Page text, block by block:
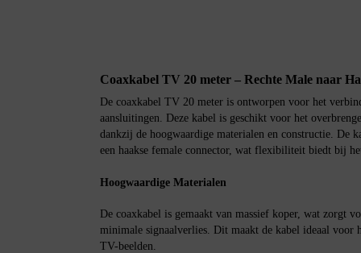
Coaxkabel TV 20 meter – Rechte Male naar
De coaxkabel TV 20 meter is ontworpen voor het
aansluitingen. Deze kabel is geschikt voor het
dankzij de hoogwaardige materialen en constructie. De
een haakse female connector, wat flexibiliteit biedt bij
Hoogwaardige Materialen
De coaxkabel is gemaakt van massief koper, wat zorgt
minimale signaalverlies. Dit maakt de kabel ideaal voor
TV-beelden.